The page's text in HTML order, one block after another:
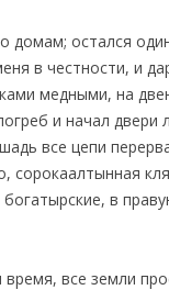
остался
в честности, и
медными, на
и начал
все цепи
сорокаалтынная
в
все земли